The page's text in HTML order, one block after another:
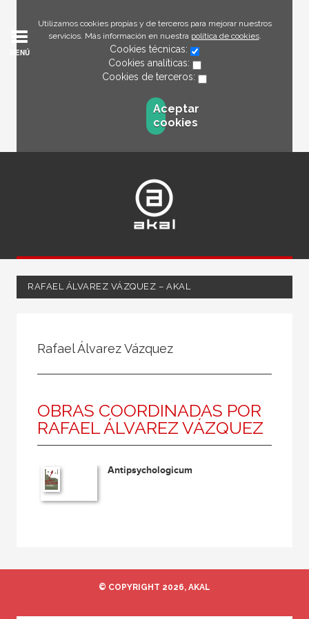
Utilizamos cookies propias y de terceros para mejorar nuestros
servicios. Más información en nuestra política de cookies.
Cookies técnicas:
Cookies analíticas:
Cookies de terceros:
Aceptar
cookies
MENÚ
RAFAEL ÁLVAREZ VÁZQUEZ – AKAL
Coordinador
Editor
Escritor
Escritora
Traductor
Rafael Álvarez Vázquez
OBRAS COORDINADAS POR
RAFAEL ÁLVAREZ VÁZQUEZ
Antipsychologicum
© COPYRIGHT 2026, AKAL